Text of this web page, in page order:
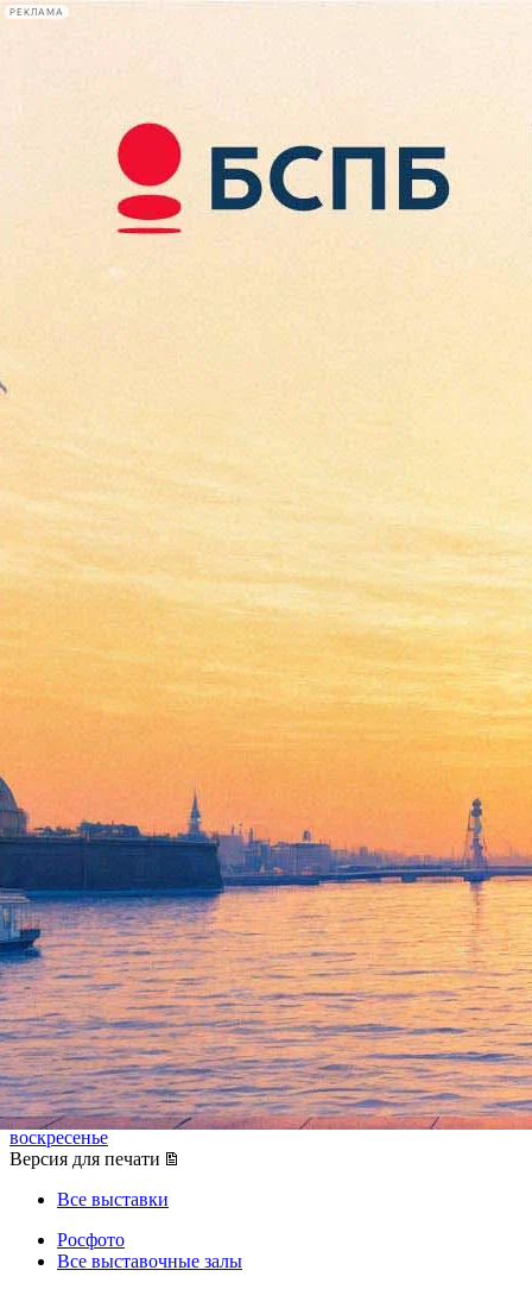
РЕКЛАМА
Сегодня:
2026.08.10
07:56
Афиша Plus
Работы викторианских
фотографов покажут в
"Росфото"
25 декабря 2014, четверг,18.00-01 февраля 2015,
воскресенье
Версия для печати
Все выставки
Росфото
Все выставочные залы